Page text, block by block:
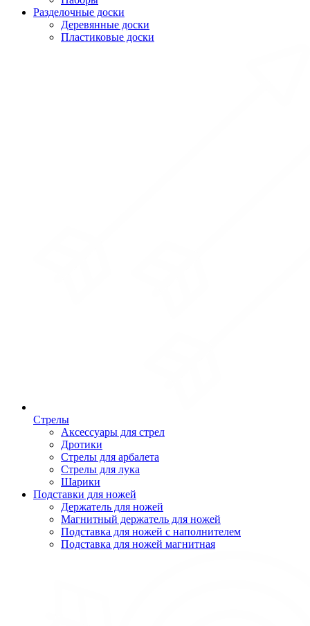
Разделочные доски
Деревянные доски
Пластиковые доски
Стрелы
Аксессуары для стрел
Дротики
Стрелы для арбалета
Стрелы для лука
Шарики
Подставки для ножей
Держатель для ножей
Магнитный держатель для ножей
Подставка для ножей с наполнителем
Подставка для ножей магнитная